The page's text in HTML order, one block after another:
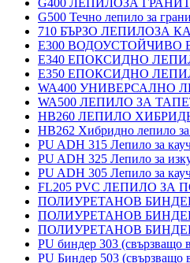
G400 ЛЕПИЛОЗА
G500 Течно лепило за
710 БЪРЗО ЛЕПИЛОЗА
E300
E340 ЕПОКСИДНО
E350 ЕПОКСИДНО
WA400 УНИВЕРСАЛНО
WA500 ЛЕПИЛО ЗА
HB260 ЛЕПИЛО
HB262 Хибридно лепило
PU ADH 315 Лепило за
PU ADH 325 Лепило за
PU ADH 305 Лепило за
FL205 PVC ЛЕПИЛО
ПОЛИУРЕТАНОВ
ПОЛИУРЕТАНОВ
ПОЛИУРЕТАНОВ
PU биндер 303 (свързващо
PU Биндер 503 (свързващо